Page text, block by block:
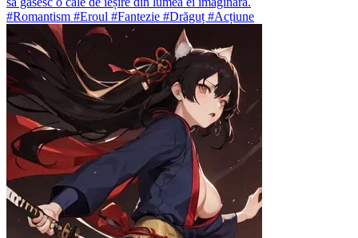
#Romantism #Eroul #Fantezie #Drăguț #Acțiune